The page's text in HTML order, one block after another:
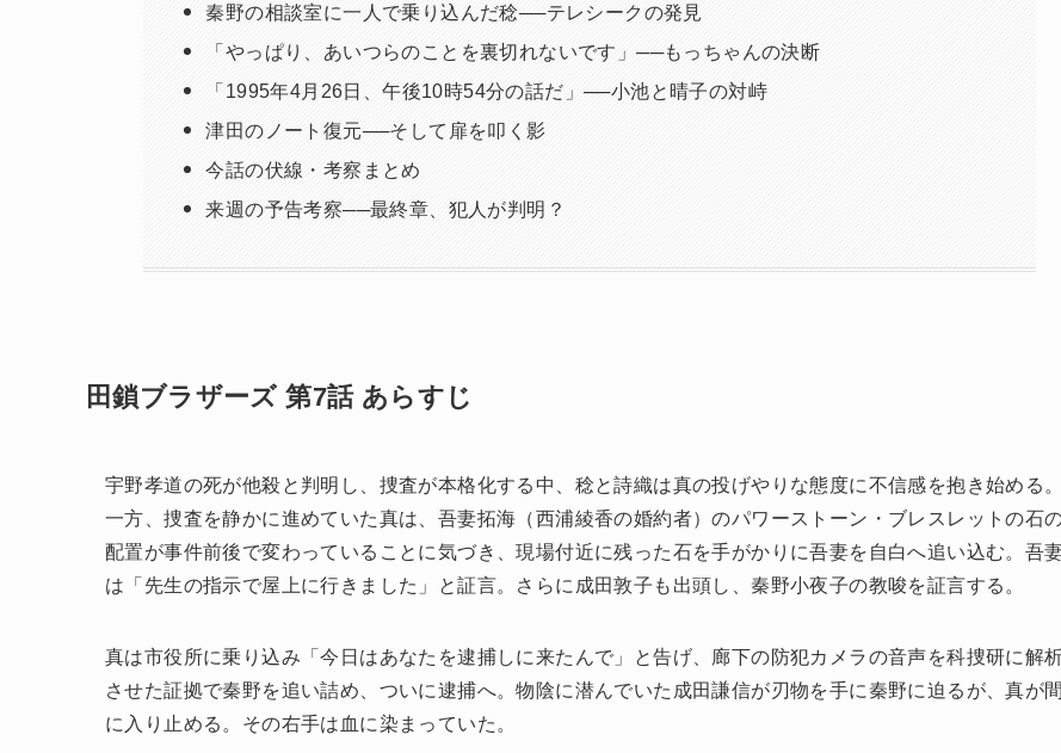
秦野の相談室に一人で乗り込んだ稔──テレシークの発見
「やっぱり、あいつらのことを裏切れないです」──もっちゃんの決断
「1995年4月26日、午後10時54分の話だ」──小池と晴子の対峙
津田のノート復元──そして扉を叩く影
今話の伏線・考察まとめ
来週の予告考察──最終章、犯人が判明？
田鎖ブラザーズ 第7話 あらすじ
宇野孝道の死が他殺と判明し、捜査が本格化する中、稔と詩織は真の投げやりな態度に不信感を抱き始める。
一方、捜査を静かに進めていた真は、吾妻拓海（西浦綾香の婚約者）のパワーストーン・ブレスレットの石
配置が事件前後で変わっていることに気づき、現場付近に残った石を手がかりに吾妻を自白へ追い込む。吾
は「先生の指示で屋上に行きました」と証言。さらに成田敦子も出頭し、秦野小夜子の教唆を証言する。
真は市役所に乗り込み「今日はあなたを逮捕しに来たんで」と告げ、廊下の防犯カメラの音声を科捜研に解
させた証拠で秦野を追い詰め、ついに逮捕へ。物陰に潜んでいた成田謙信が刃物を手に秦野に迫るが、真が間
に入り止める。その右手は血に染まっていた。